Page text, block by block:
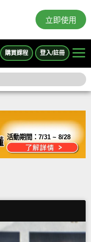
立即使用
購買課程 登入/註冊
活動期間：7/31 ~ 8/28